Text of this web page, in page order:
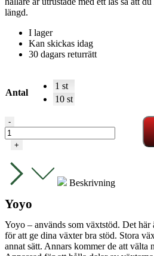
längd.
I lager
Kan skickas idag
30 dagars returrätt
Antal
1 st
10 st
Plante
Holder
-
mängd
-
+
Beskrivning
Yoyo
Yoyo – används som växtstöd. Det
för att ge dina växter bra stöd. Stora
annat sätt. Annars kommer de att välta